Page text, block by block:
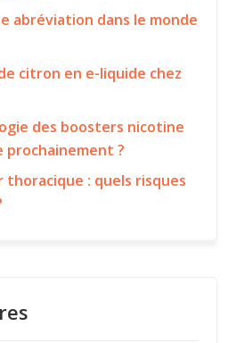
abréviation dans le monde
citron en e-liquide chez
des boosters nicotine
prochainement ?
: quels risques